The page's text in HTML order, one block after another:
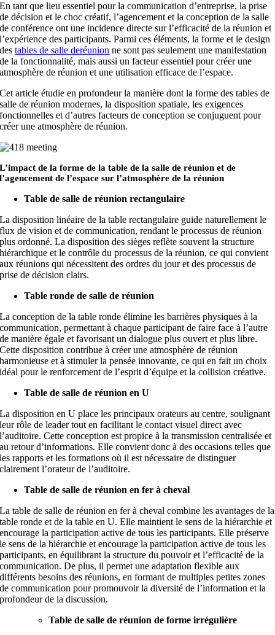
En tant que lieu essentiel pour la communication d’entreprise, la prise
de décision et le choc créatif, l’agencement et la conception de la salle
de conférence ont une incidence directe sur l’efficacité de la réunion et
l’expérience des participants. Parmi ces éléments, la forme et le design
destables de salle deréunion ne sont pas seulement une manifestation
de la fonctionnalité, mais aussi un facteur essentiel pour créer une
atmosphère de réunion et une utilisation efficace de l’espace.
Cet article étudie en profondeur la manière dont la forme des tables de
salle de réunion modernes, la disposition spatiale, les exigences
fonctionnelles et d’autres facteurs de conception se conjuguent pour
créer une atmosphère de réunion.
L’impact de la forme de la table de la salle de réunion et de
l’agencement de l’espace sur l’atmosphère de la réunion
Table de salle de réunion rectangulaire
La disposition linéaire de la table rectangulaire guide naturellement le
flux de vision et de communication, rendant le processus de réunion
plus ordonné. La disposition des sièges reflète souvent la structure
hiérarchique et le contrôle du processus de la réunion, ce qui convient
aux réunions qui nécessitent des ordres du jour et des processus de
prise de décision clairs.
Table ronde de salle de réunion
La conception de la table ronde élimine les barrières physiques à la
communication, permettant à chaque participant de faire face à l’autre
de manière égale et favorisant un dialogue plus ouvert et plus libre.
Cette disposition contribue à créer une atmosphère de réunion
harmonieuse et à stimuler la pensée innovante, ce qui en fait un choix
idéal pour le renforcement de l’esprit d’équipe et la collision créative.
Table de salle de réunion enU
La disposition en U place les principaux orateurs au centre, soulignant
leur rôle de leader tout en facilitant le contact visuel direct avec
l’auditoire. Cette conception est propice à la transmission centralisée et
au retour d’informations. Elle convient donc à des occasions telles que
les rapports et les formations où il est nécessaire de distinguer
clairement l’orateur de l’auditoire.
Table de salle de réunion en fer à cheval
La table de salle de réunion en fer à cheval combine les avantages de la
table ronde et de la table en U. Elle maintient le sens de la hiérarchie et
encourage la participation active de tous les participants. Elle préserve
le sens de la hiérarchie et encourage la participation active de tous les
participants, en équilibrant la structure du pouvoir et l’efficacité de la
communication. De plus, il permet une adaptation flexible aux
différents besoins des réunions, en formant de multiples petites zones
de communication pour promouvoir la diversité de l’information et la
profondeur de la discussion.
Table de salle de réunion de forme irrégulière